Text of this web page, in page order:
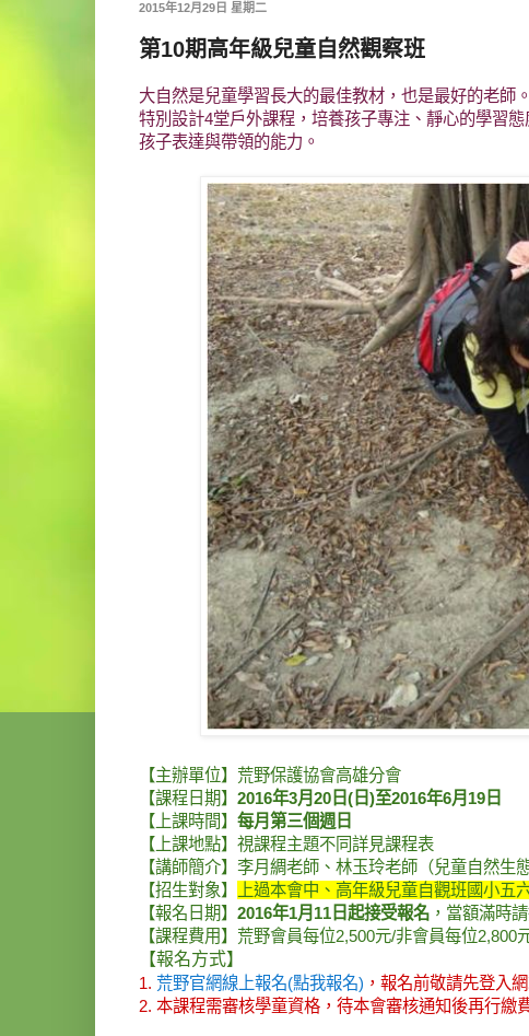
2015年12月29日 星期二
第10期高年級兒童自然觀察班
大自然是兒童學習長大的最佳教材，也是最好的老師
特別設計4堂戶外課程，培養孩子專注、靜心的學習
孩子表達與帶領的能力。
【主辦單位】荒野保護協會高雄分會
【課程日期】 2016年3月20日(日)至2016年6月19日
【上課時間】 每月第三個週日
【上課地點】視課程主題不同詳見課程表
【講師簡介】李月綢老師、林玉玲老師（兒童自然生
【招生對象】
上過本會中、高年級兒童自觀班國小五
【報名日期】 2016年1月11日起接受報名 ，當額滿時
【課程費用】荒野會員每位2,500元/非會員每位2,800
【報名方式】
1. 荒野官網線上報名(點我報名) ，報名前敬請先登入
2. 本課程需審核學童資格，待本會審核通知後再行繳